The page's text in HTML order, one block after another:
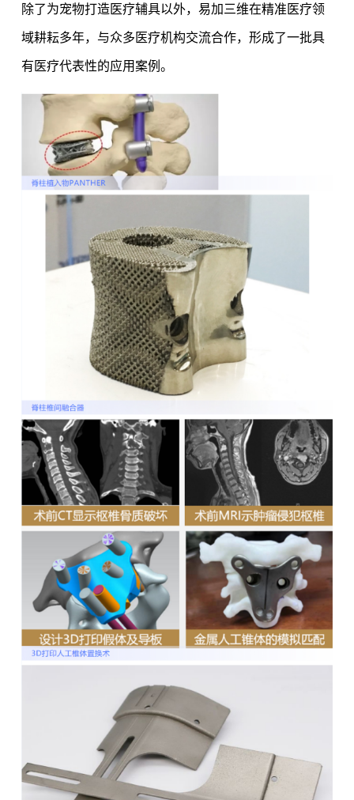
除了为宠物打造医疗辅具以外，易加三维在精准医疗领
域耕耘多年，与众多医疗机构交流合作，形成了一批具
有医疗代表性的应用案例。